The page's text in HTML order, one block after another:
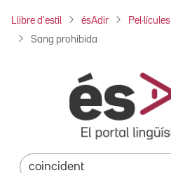
Llibre d'estil ésAdir Pel·lícules
Sang prohibida